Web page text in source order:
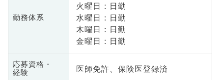
勤務体系
火曜日 : 日勤
水曜日 : 日勤
木曜日 : 日勤
金曜日 : 日勤
応募資格・
経験
医師免許、保険医登録済